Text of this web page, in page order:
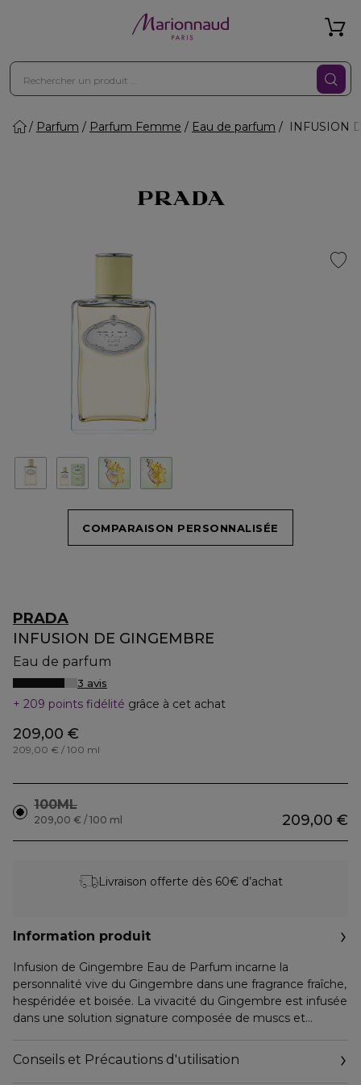
Parfum Parfum Femme Eau de parfum INFUSION
COMPARAISON PERSONNALISÉE
PRADA
INFUSION DE GINGEMBRE
Eau de parfum
3 avis
209 points fidélité grâce à cet achat
209,00 €
209,00 € / 100 ml
100ML
209,00 €
209,00 € / 100 ml
Livraison offerte dès 60€ d’achat
Information produit
Infusion de Gingembre Eau de Parfum incarne la
personnalité vive du Gingembre dans une fragrance fraîche,
hespéridée et boisée. La vivacité du Gingembre est infusée
dans une solution signature composée de muscs et
permet à la personnalité de l'ingrédient d'être en fusion
avec vous. Les Infusions sont des parfums de seconde
Conseils et Précautions d'utilisation